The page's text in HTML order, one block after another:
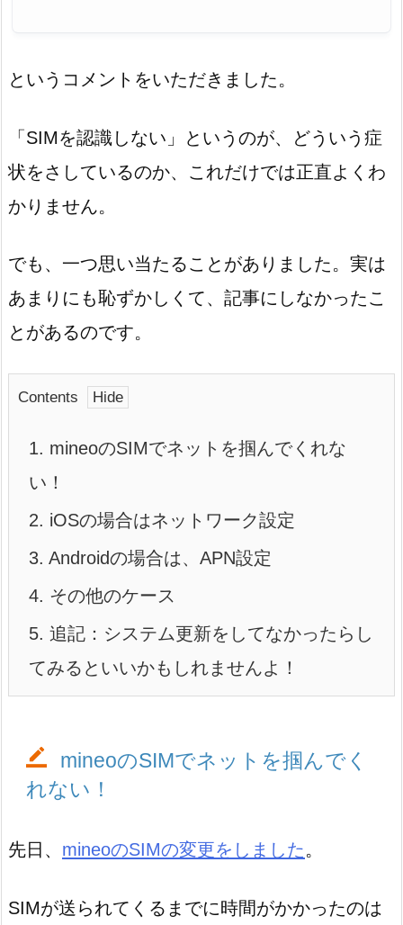
というコメントをいただきました。
「SIMを認識しない」というのが、どういう症
状をさしているのか、これだけでは正直よくわ
かりません。
でも、一つ思い当たることがありました。実は
あまりにも恥ずかしくて、記事にしなかったこ
とがあるのです。
Contents
1. mineoのSIMでネットを掴んでくれな
い！
2. iOSの場合はネットワーク設定
3. Androidの場合は、APN設定
4. その他のケース
5. 追記：システム更新をしてなかったらし
てみるといいかもしれませんよ！
mineoのSIMでネットを掴んでく
れない！
先日、 mineoのSIMの変更をしました。
SIMが送られてくるまでに時間がかかったのは